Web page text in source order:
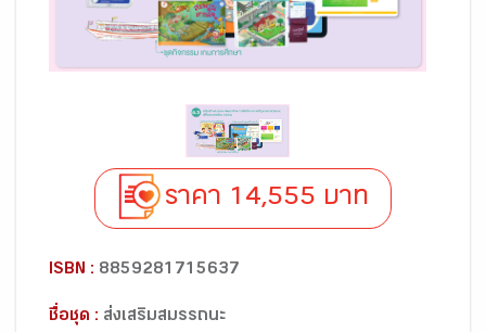
ราคา 14,555 บาท
ISBN : 8859281715637
ชื่อชุด : ส่งเสริมสมรรถนะ